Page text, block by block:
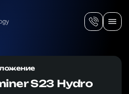
S23 Hydro